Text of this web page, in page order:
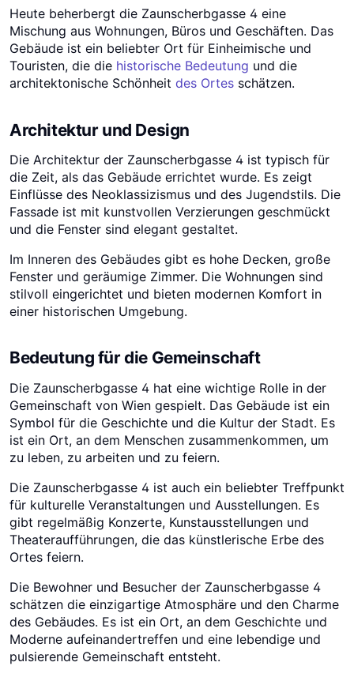
Heute beherbergt die Zaunscherbgasse 4 eine
Mischung aus Wohnungen, Büros und Geschäften. Das
Gebäude ist ein beliebter Ort für Einheimische und
Touristen, die die historische Bedeutung und die
architektonische Schönheit des Ortes schätzen.
Architektur und Design
Die Architektur der Zaunscherbgasse 4 ist typisch für
die Zeit, als das Gebäude errichtet wurde. Es zeigt
Einflüsse des Neoklassizismus und des Jugendstils. Die
Fassade ist mit kunstvollen Verzierungen geschmückt
und die Fenster sind elegant gestaltet.
Im Inneren des Gebäudes gibt es hohe Decken, große
Fenster und geräumige Zimmer. Die Wohnungen sind
stilvoll eingerichtet und bieten modernen Komfort in
einer historischen Umgebung.
Bedeutung für die Gemeinschaft
Die Zaunscherbgasse 4 hat eine wichtige Rolle in der
Gemeinschaft von Wien gespielt. Das Gebäude ist ein
Symbol für die Geschichte und die Kultur der Stadt. Es
ist ein Ort, an dem Menschen zusammenkommen, um
zu leben, zu arbeiten und zu feiern.
Die Zaunscherbgasse 4 ist auch ein beliebter Treffpunkt
für kulturelle Veranstaltungen und Ausstellungen. Es
gibt regelmäßig Konzerte, Kunstausstellungen und
Theateraufführungen, die das künstlerische Erbe des
Ortes feiern.
Die Bewohner und Besucher der Zaunscherbgasse 4
schätzen die einzigartige Atmosphäre und den Charme
des Gebäudes. Es ist ein Ort, an dem Geschichte und
Moderne aufeinandertreffen und eine lebendige und
pulsierende Gemeinschaft entsteht.